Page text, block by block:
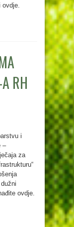
ovdje.
RH
i
–
za
ovdje.